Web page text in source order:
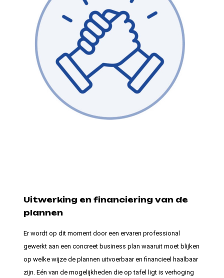
Uitwerking en financiering van de
plannen
Er wordt op dit moment door een ervaren professional
gewerkt aan een concreet business plan waaruit moet blijken
op welke wijze de plannen uitvoerbaar en financieel haalbaar
zijn. Eén van de mogelijkheden die op tafel ligt is verhoging